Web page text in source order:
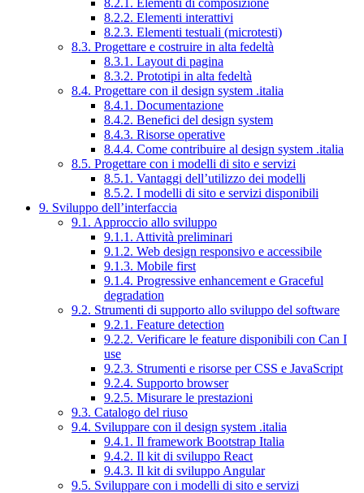
8.2.1. Elementi di composizione
8.2.2. Elementi interattivi
8.2.3. Elementi testuali (microtesti)
8.3. Progettare e costruire in alta fedeltà
8.3.1. Layout di pagina
8.3.2. Prototipi in alta fedeltà
8.4. Progettare con il design system .italia
8.4.1. Documentazione
8.4.2. Benefici del design system
8.4.3. Risorse operative
8.4.4. Come contribuire al design system .italia
8.5. Progettare con i modelli di sito e servizi
8.5.1. Vantaggi dell’utilizzo dei modelli
8.5.2. I modelli di sito e servizi disponibili
9. Sviluppo dell’interfaccia
9.1. Approccio allo sviluppo
9.1.1. Attività preliminari
9.1.2. Web design responsivo e accessibile
9.1.3. Mobile first
9.1.4. Progressive enhancement e Graceful
degradation
9.2. Strumenti di supporto allo sviluppo del software
9.2.1. Feature detection
9.2.2. Verificare le feature disponibili con Can I
use
9.2.3. Strumenti e risorse per CSS e JavaScript
9.2.4. Supporto browser
9.2.5. Misurare le prestazioni
9.3. Catalogo del riuso
9.4. Sviluppare con il design system .italia
9.4.1. Il framework Bootstrap Italia
9.4.2. Il kit di sviluppo React
9.4.3. Il kit di sviluppo Angular
9.5. Sviluppare con i modelli di sito e servizi